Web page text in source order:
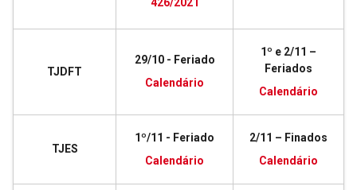
TJDFT
29/10 - Feriado
Calendário
1º e 2/11 –
Feriados
Calendário
TJES
1º/11 - Feriado
Calendário
2/11 – Finados
Calendário